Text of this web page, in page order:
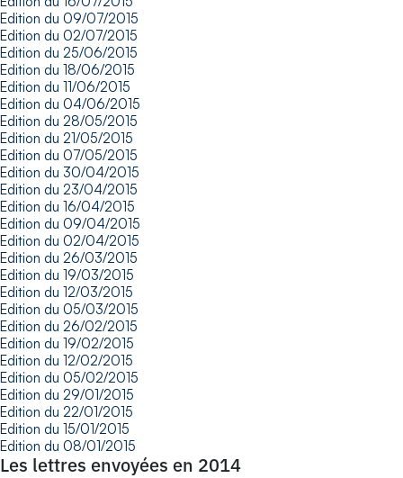
Edition du 09/07/2015
Edition du 02/07/2015
Edition du 25/06/2015
Edition du 18/06/2015
Edition du 11/06/2015
Edition du 04/06/2015
Edition du 28/05/2015
Edition du 21/05/2015
Edition du 07/05/2015
Edition du 30/04/2015
Edition du 23/04/2015
Edition du 16/04/2015
Edition du 09/04/2015
Edition du 02/04/2015
Edition du 26/03/2015
Edition du 19/03/2015
Edition du 12/03/2015
Edition du 05/03/2015
Edition du 26/02/2015
Edition du 19/02/2015
Edition du 12/02/2015
Edition du 05/02/2015
Edition du 29/01/2015
Edition du 22/01/2015
Edition du 15/01/2015
Edition du 08/01/2015
Les lettres envoyées en 2014